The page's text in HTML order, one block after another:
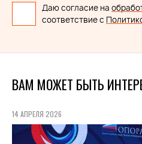
Даю согласие на
соответствие с
ВАМ МОЖЕТ БЫТЬ
14 АПРЕЛЯ 2026